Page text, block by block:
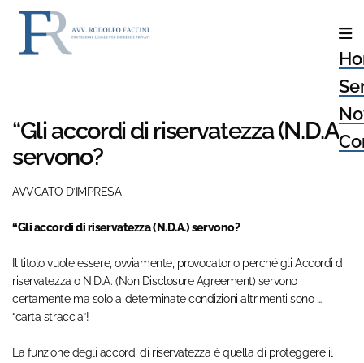
“Gli accordi di riservatezza (N.D.A.)
servono?
AVVCATO D’IMPRESA
“Gli accordi di riservatezza (N.D.A.) servono?
Il titolo vuole essere, ovviamente, provocatorio perché gli Accordi di
riservatezza o N.D.A. (Non Disclosure Agreement) servono
certamente ma solo a determinate condizioni altrimenti sono …
“carta straccia”!
La funzione degli accordi di riservatezza è quella di proteggere il